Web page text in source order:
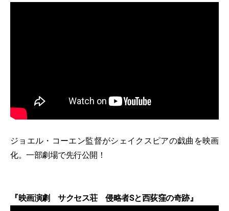
ジョエル・コーエン監督がシェイクスピアの戯曲を映画
化。一部劇場で先行公開！
『映画演劇 サクセス荘 侵略者Sと西荻窪の奇跡』